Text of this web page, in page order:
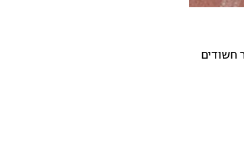
חשודים